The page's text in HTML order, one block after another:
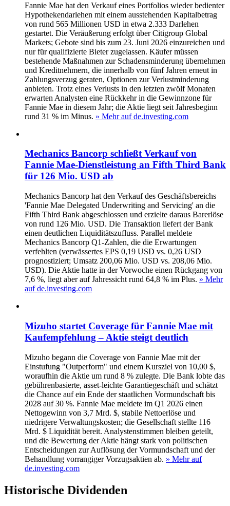
Fannie Mae hat den Verkauf eines Portfolios wieder bedienter
Hypothekendarlehen mit einem ausstehenden Kapitalbetrag
von rund 565 Millionen USD in etwa 2.333 Darlehen
gestartet. Die Veräußerung erfolgt über Citigroup Global
Markets; Gebote sind bis zum 23. Juni 2026 einzureichen und
nur für qualifizierte Bieter zugelassen. Käufer müssen
bestehende Maßnahmen zur Schadensminderung übernehmen
und Kreditnehmern, die innerhalb von fünf Jahren erneut in
Zahlungsverzug geraten, Optionen zur Verlustminderung
anbieten. Trotz eines Verlusts in den letzten zwölf Monaten
erwarten Analysten eine Rückkehr in die Gewinnzone für
Fannie Mae in diesem Jahr; die Aktie liegt seit Jahresbeginn
rund 31 % im Minus. » Mehr auf de.investing.com
Mechanics Bancorp schließt Verkauf von
Fannie Mae-Dienstleistung an Fifth Third Bank
für 126 Mio. USD ab
Mechanics Bancorp hat den Verkauf des Geschäftsbereichs
'Fannie Mae Delegated Underwriting and Servicing' an die
Fifth Third Bank abgeschlossen und erzielte daraus Barerlöse
von rund 126 Mio. USD. Die Transaktion liefert der Bank
einen deutlichen Liquiditätszufluss. Parallel meldete
Mechanics Bancorp Q1-Zahlen, die die Erwartungen
verfehlten (verwässertes EPS 0,19 USD vs. 0,26 USD
prognostiziert; Umsatz 200,06 Mio. USD vs. 208,06 Mio.
USD). Die Aktie hatte in der Vorwoche einen Rückgang von
7,6 %, liegt aber auf Jahressicht rund 64,8 % im Plus. » Mehr
auf de.investing.com
Mizuho startet Coverage für Fannie Mae mit
Kaufempfehlung – Aktie steigt deutlich
Mizuho begann die Coverage von Fannie Mae mit der
Einstufung "Outperform" und einem Kursziel von 10,00 $,
woraufhin die Aktie um rund 8 % zulegte. Die Bank lobte das
gebührenbasierte, asset‑leichte Garantiegeschäft und schätzt
die Chance auf ein Ende der staatlichen Vormundschaft bis
2028 auf 30 %. Fannie Mae meldete im Q1 2026 einen
Nettogewinn von 3,7 Mrd. $, stabile Nettoerlöse und
niedrigere Verwaltungskosten; die Gesellschaft stellte 116
Mrd. $ Liquidität bereit. Analystenstimmen bleiben geteilt,
und die Bewertung der Aktie hängt stark von politischen
Entscheidungen zur Auflösung der Vormundschaft und der
Behandlung vorrangiger Vorzugsaktien ab. » Mehr auf
de.investing.com
Historische Dividenden